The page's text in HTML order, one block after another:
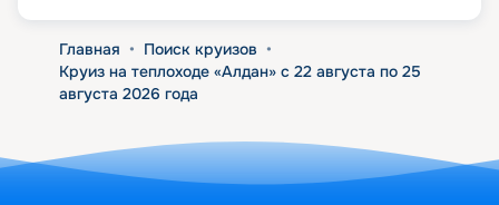
Главная • Поиск круизов •
Круиз на теплоходе «Алдан» с 22 августа по 25
августа 2026 года